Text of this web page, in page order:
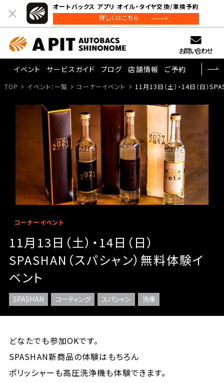
オートバックス アプリ オイル・タイヤ交換/車検予約
詳しくはこちら
お問い合わせ
イベント
サービスガイド ブログ 店舗情報 ご予約
TOP イベント：一覧 コーナーイベント 11月13日（土）・14日（日）
コーナーイベント
11月13日（土）・14日（日）
SPASHAN（スパシャン）無料体験イ
ベント
SPASHAN コーティング スパシャン 洗車
どなたでも参加OKです。
SPASHAN新商品の体験はもちろん
ポリッシャーも高圧洗浄機も体験できます。